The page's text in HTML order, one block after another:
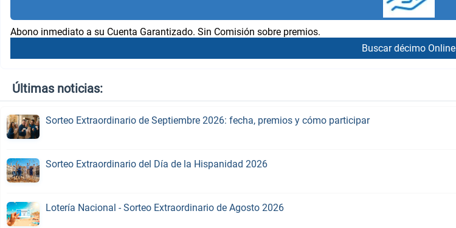
Abono inmediato a su Cuenta Garantizado. Sin Comisión sobre premios.
Buscar décimo Online
Últimas noticias:
Sorteo Extraordinario de Septiembre 2026: fecha, premios y cómo participar
Sorteo Extraordinario del Día de la Hispanidad 2026
Lotería Nacional - Sorteo Extraordinario de Agosto 2026